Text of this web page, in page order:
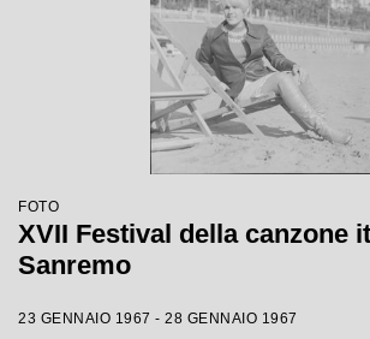
FOTO
XVII Festival della canzone
Sanremo
23 GENNAIO 1967 - 28 GENNAIO 1967